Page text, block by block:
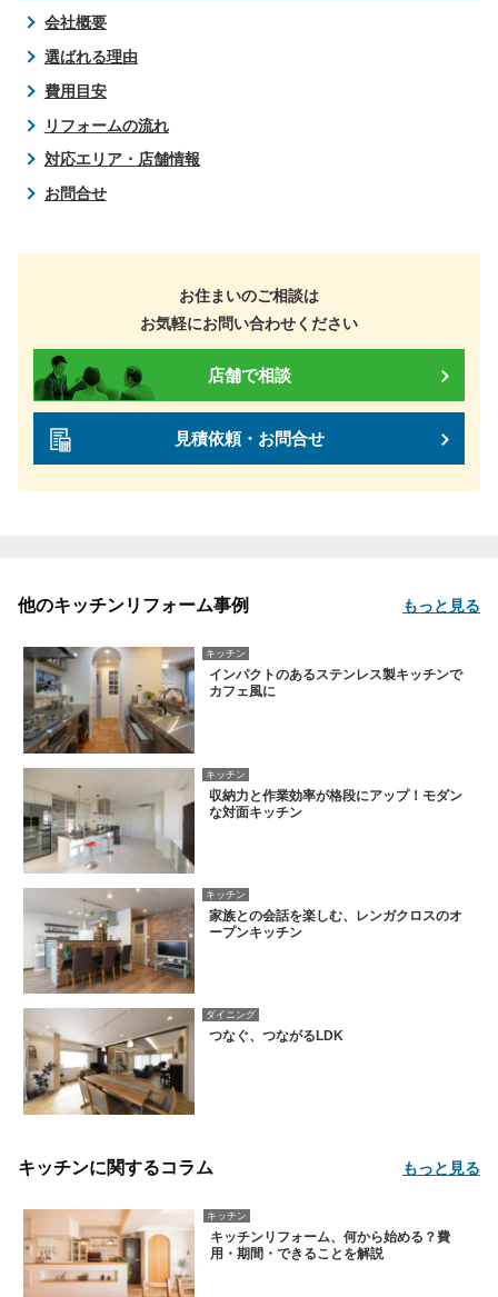
会社概要
選ばれる理由
費用目安
リフォームの流れ
対応エリア・店舗情報
お問合せ
お住まいのご相談は
お気軽にお問い合わせください
店舗で相談
見積依頼・お問合せ
他のキッチンリフォーム事例 もっと見る
キッチン
インパクトのあるステンレス製キッチンで
カフェ風に
キッチン
収納力と作業効率が格段にアップ！モダン
な対面キッチン
キッチン
家族との会話を楽しむ、レンガクロスのオ
ープンキッチン
ダイニング
つなぐ、つながるLDK
キッチンに関するコラム もっと見る
キッチン
キッチンリフォーム、何から始める？費
用・期間・できることを解説